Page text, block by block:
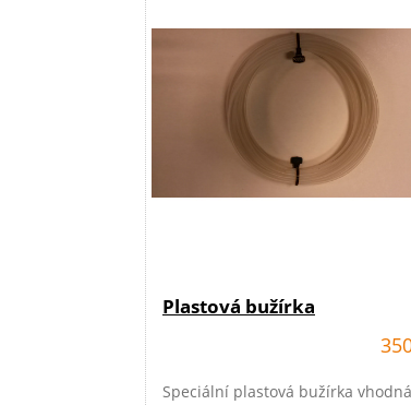
Plastová bužírka
Speciální plastová bužírka vhodná